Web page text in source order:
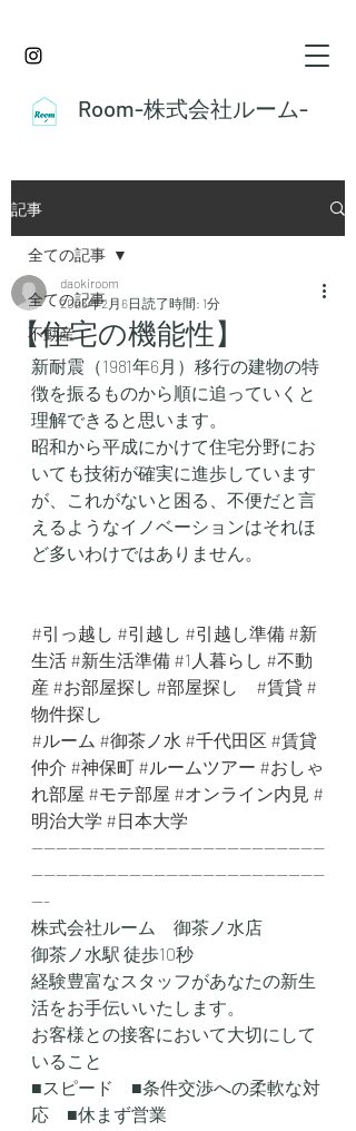
Room-株式会社ルーム-
記事
全ての記事
不動産
全ての記事
【住宅の機能性】
daokiroom
2023年2月6日 読了時間: 1分
新耐震（1981年6月）移行の建物の特
徴を振るものから順に追っていくと
理解できると思います。
昭和から平成にかけて住宅分野にお
いても技術が確実に進歩しています
が、これがないと困る、不便だと言
えるようなイノベーションはそれほ
ど多いわけではありません。
#引っ越し #引越し #引越し準備 #新
生活 #新生活準備 #1人暮らし #不動
産 #お部屋探し #部屋探し #賃貸 #
物件探し
#ルーム #御茶ノ水 #千代田区 #賃貸
仲介 #神保町 #ルームツアー #おしゃ
れ部屋 #モテ部屋 #オンライン内見 #
明治大学 #日本大学
------------------------------------------------
------------------------------------------------
---
株式会社ルーム　御茶ノ水店
御茶ノ水駅 徒歩10秒
経験豊富なスタッフがあなたの新生
活をお手伝いいたします。
お客様との接客において大切にして
いること
■スピード　■条件交渉への柔軟な対
応　■休まず営業